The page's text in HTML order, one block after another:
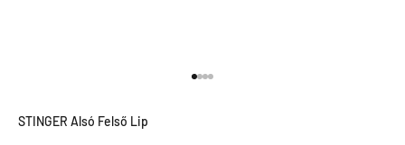
STINGER Alsó Felső Lip